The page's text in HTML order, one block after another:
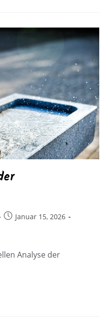
Januar 15, 2026
Analyse der